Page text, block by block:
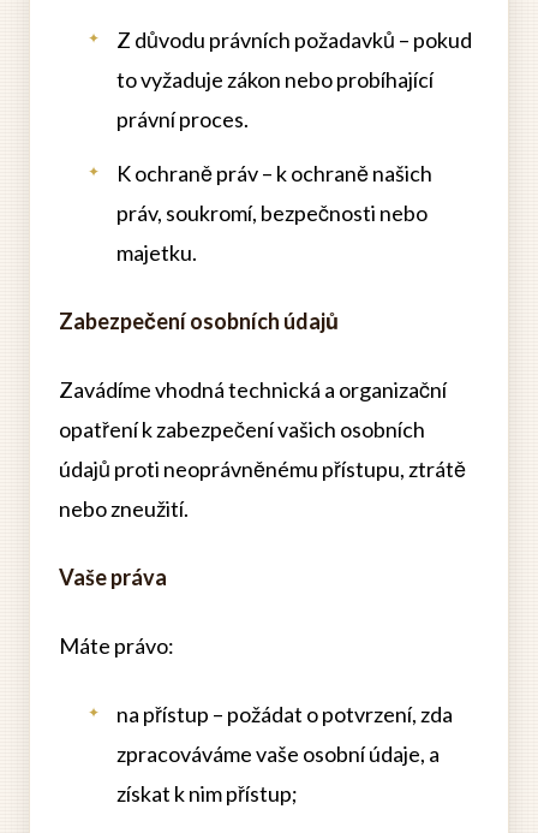
Z důvodu právních požadavků – pokud
to vyžaduje zákon nebo probíhající
právní proces.
K ochraně práv – k ochraně našich
práv, soukromí, bezpečnosti nebo
majetku.
Zabezpečení osobních údajů
Zavádíme vhodná technická a organizační
opatření k zabezpečení vašich osobních
údajů proti neoprávněnému přístupu, ztrátě
nebo zneužití.
Vaše práva
Máte právo:
na přístup – požádat o potvrzení, zda
zpracováváme vaše osobní údaje, a
získat k nim přístup;